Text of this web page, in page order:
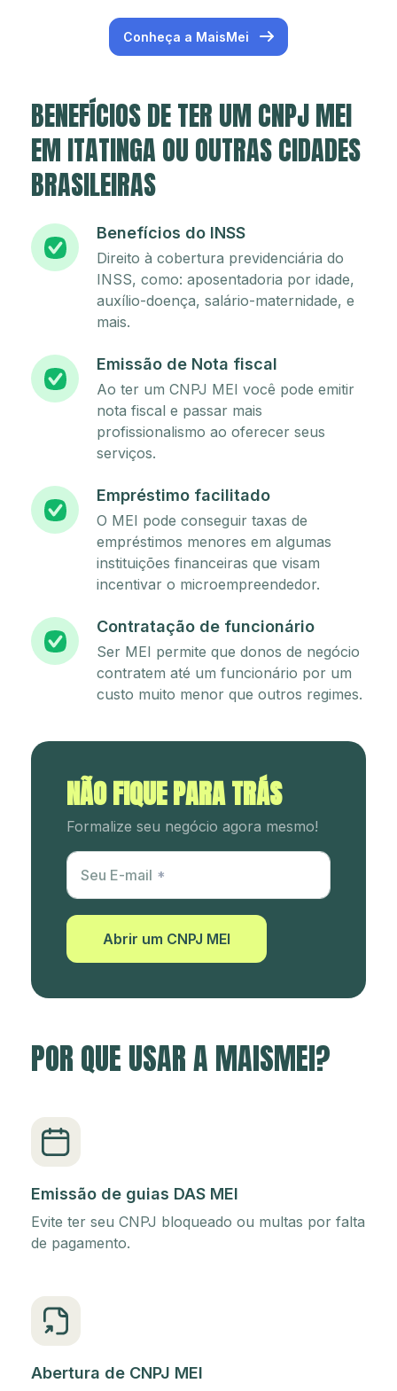
Conheça a MaisMei
BENEFÍCIOS DE TER UM CNPJ MEI
EM ITATINGA OU OUTRAS CIDADES
BRASILEIRAS
Benefícios do INSS
Direito à cobertura previdenciária do
INSS, como: aposentadoria por idade,
auxílio-doença, salário-maternidade, e
mais.
Emissão de Nota fiscal
Ao ter um CNPJ MEI você pode emitir
nota fiscal e passar mais
profissionalismo ao oferecer seus
serviços.
Empréstimo facilitado
O MEI pode conseguir taxas de
empréstimos menores em algumas
instituições financeiras que visam
incentivar o microempreendedor.
Contratação de funcionário
Ser MEI permite que donos de negócio
contratem até um funcionário por um
custo muito menor que outros regimes.
NÃO FIQUE PARA TRÁS
Formalize seu negócio agora mesmo!
Utm Content
Seu E-mail
Abrir um CNPJ MEI
POR QUE USAR A MAISMEI?
Emissão de guias DAS MEI
Evite ter seu CNPJ bloqueado ou multas por falta
de pagamento.
Abertura de CNPJ MEI